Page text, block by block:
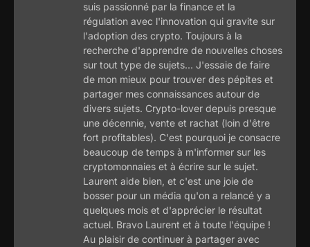
suis passionné par la finance et la
régulation avec l'innovation qui gravite sur
l'adoption des crypto. Toujours à la
recherche d'apprendre de nouvelles choses
sur tout type de sujets... J'essaie de faire
de mon mieux pour trouver des pépites et
partager mes connaissances autour de
divers sujets. Crypto-lover depuis presque
une décennie, vente et rachat (loin d'être
fort profitables). C'est pourquoi je consacre
beaucoup de temps à m'informer sur les
cryptomonnaies et à écrire sur le sujet.
Laurent aide bien, et c'est une joie de
bosser pour un média qu'on a relancé y a
quelques mois et d'apprécier le résultat
actuel. Bravo Laurent et à toute l'équipe !
Au plaisir de continuer à partager avec